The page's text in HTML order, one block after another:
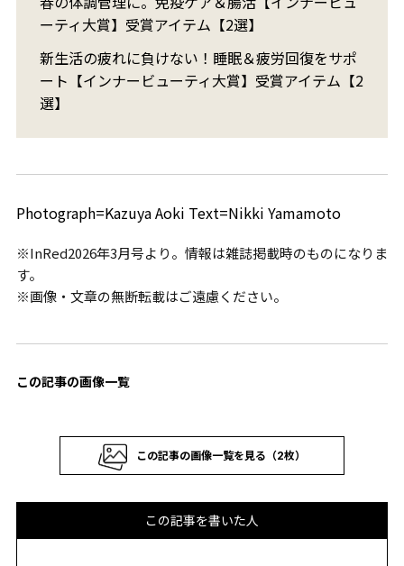
ーティ大賞】受賞アイテム【2選】
新生活の疲れに負けない！睡眠＆疲労回復をサポ
ート【インナービューティ大賞】受賞アイテム【2
選】
Photograph=Kazuya Aoki Text=Nikki Yamamoto
※InRed2026年3月号より。情報は雑誌掲載時のものになりま
す。
※画像・文章の無断転載はご遠慮ください。
この記事の画像一覧
この記事の画像一覧を見る（2枚）
この記事を書いた人